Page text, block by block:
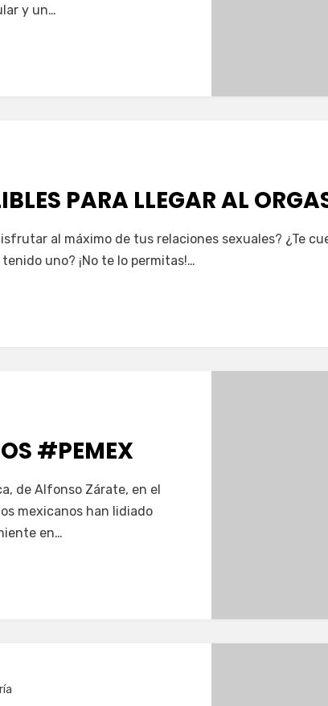
y un…
PARA LLEGAR AL
al máximo de tus relaciones sexuales? ¿Te
uno? ¡No te lo permitas!…
#PEMEX
de Alfonso Zárate, en el
mexicanos han lidiado
en…